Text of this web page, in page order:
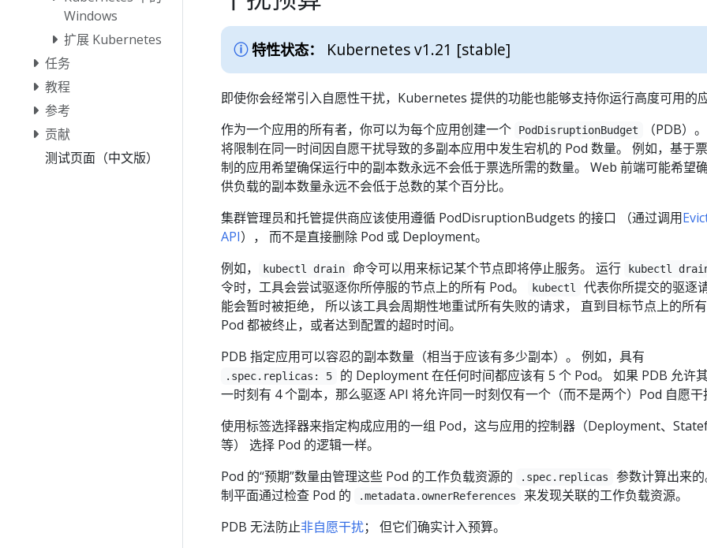
Windows
扩展 Kubernetes
任务
教程
参考
贡献
测试页面（中文版）
特性状态： Kubernetes v1.21 [stable]
即使你会经常引入自愿性干扰，Kubernetes 提供的功能也能够支持你运行高度可用的应
作为一个应用的所有者，你可以为每个应用创建一个
PodDisruptionBudget
（PDB）
将限制在同一时间因自愿干扰导致的多副本应用中发生宕机的 Pod 数量。 例如，基于
制的应用希望确保运行中的副本数永远不会低于票选所需的数量。 Web 前端可能希望
供负载的副本数量永远不会低于总数的某个百分比。
集群管理员和托管提供商应该使用遵循 PodDisruptionBudgets 的接口 （通过调用
API）， 而不是直接删除 Pod 或 Deployment。
例如，
kubectl drain 命令可以用来标记某个节点即将停止服务。 运行 kubectl
令时，工具会尝试驱逐你所停服的节点上的所有 Pod。
kubectl
代表你所提交的驱逐
能会暂时被拒绝， 所以该工具会周期性地重试所有失败的请求， 直到目标节点上的所
Pod 都被终止，或者达到配置的超时时间。
PDB 指定应用可以容忍的副本数量（相当于应该有多少副本）。 例如，具有
.spec.replicas: 5
的 Deployment 在任何时间都应该有 5 个 Pod。 如果 PDB 允许
一时刻有 4 个副本，那么驱逐 API 将允许同一时刻仅有一个（而不是两个）Pod 自愿干
使用标签选择器来指定构成应用的一组 Pod，这与应用的控制器（Deployment、
等） 选择 Pod 的逻辑一样。
Pod 的“预期”数量由管理这些 Pod 的工作负载资源的
.spec.replicas
参数计算出来
制平面通过检查 Pod 的
.metadata.ownerReferences
来发现关联的工作负载资源。
PDB 无法防止非自愿干扰； 但它们确实计入预算。